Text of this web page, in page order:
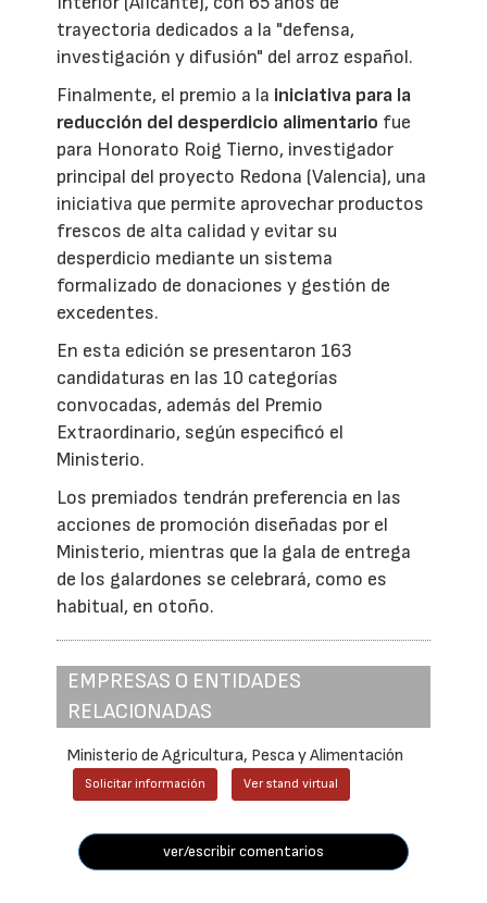
trayectoria dedicados a la "defensa,
investigación y difusión" del arroz español.
Finalmente, el premio a la iniciativa para la
reducción del desperdicio alimentario fue
para Honorato Roig Tierno, investigador
principal del proyecto Redona (Valencia), una
iniciativa que permite aprovechar productos
frescos de alta calidad y evitar su
desperdicio mediante un sistema
formalizado de donaciones y gestión de
excedentes.
En esta edición se presentaron 163
candidaturas en las 10 categorías
convocadas, además del Premio
Extraordinario, según especificó el
Ministerio.
Los premiados tendrán preferencia en las
acciones de promoción diseñadas por el
Ministerio, mientras que la gala de entrega
de los galardones se celebrará, como es
habitual, en otoño.
EMPRESAS O ENTIDADES
RELACIONADAS
Ministerio de Agricultura, Pesca y Alimentación
Solicitar información Ver stand virtual
ver/escribir comentarios